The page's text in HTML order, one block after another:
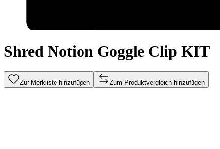
Shred Notion Goggle Clip KIT
Zur Merkliste hinzufügen Zum Produktvergleich hinzufügen